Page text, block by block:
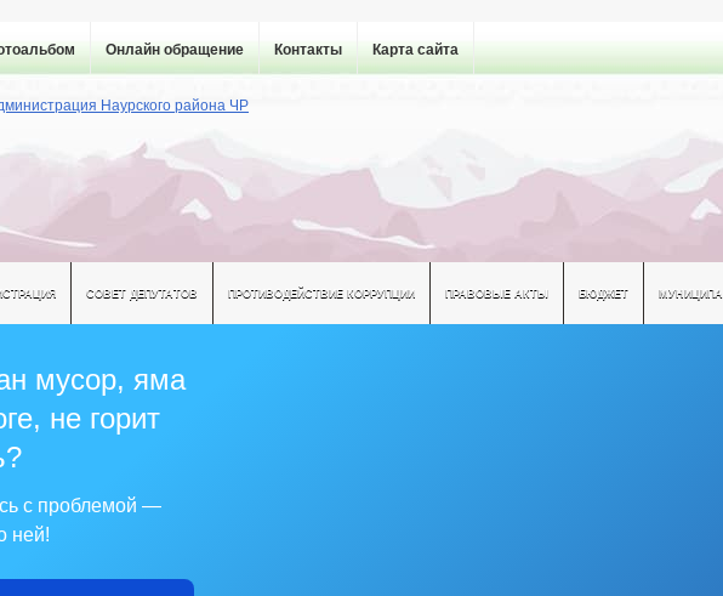
Онлайн обращение Контакты Карта сайта
СОВЕТ ДЕПУТАТОВ ПРОТИВОДЕЙСТВИЕ КОРРУПЦИИ ПРАВОВЫЕ АКТЫ БЮДЖЕТ
мусор, яма
не горит
с проблемой —
ней!